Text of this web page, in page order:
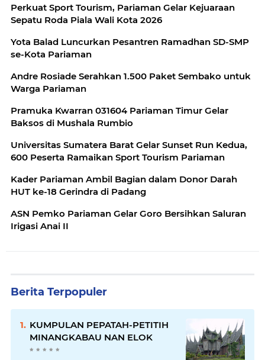
Perkuat Sport Tourism, Pariaman Gelar Kejuaraan
Sepatu Roda Piala Wali Kota 2026
Yota Balad Luncurkan Pesantren Ramadhan SD-SMP
se-Kota Pariaman
Andre Rosiade Serahkan 1.500 Paket Sembako untuk
Warga Pariaman
Pramuka Kwarran 031604 Pariaman Timur Gelar
Baksos di Mushala Rumbio
Universitas Sumatera Barat Gelar Sunset Run Kedua,
600 Peserta Ramaikan Sport Tourism Pariaman
Kader Pariaman Ambil Bagian dalam Donor Darah
HUT ke-18 Gerindra di Padang
ASN Pemko Pariaman Gelar Goro Bersihkan Saluran
Irigasi Anai II
Berita Terpopuler
KUMPULAN PEPATAH-PETITIH
MINANGKABAU NAN ELOK